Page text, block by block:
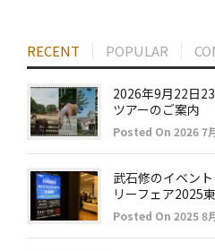
RECENT POPULAR
2026年9月22日
ツアーのご案内
Posted On 2026 7
武石修のイベン
リーフェア2025
Posted On 2025 8